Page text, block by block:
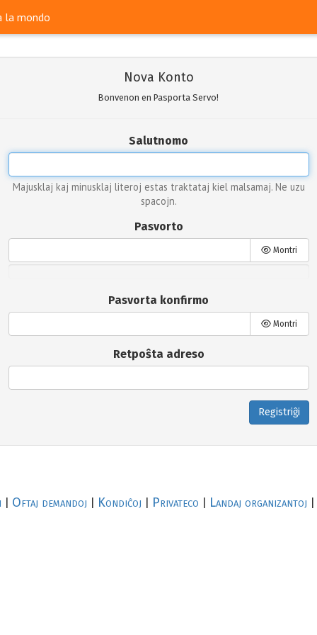
la mondo
Nova Konto
Bonvenon en Pasporta Servo!
Salutnomo
Majusklaj kaj minusklaj literoj estas traktataj kiel malsamaj. Ne uzu
spacojn.
Pasvorto
Montri
Pasvorta konfirmo
Montri
Retpoŝta adreso
Registriĝi
Oftaj demandoj Kondiĉoj Privateco Landaj organizantoj